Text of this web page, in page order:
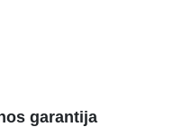
garantija